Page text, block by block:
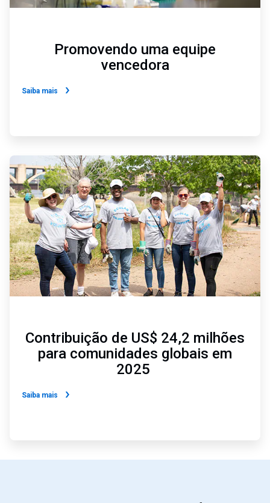
Promovendo uma equipe
vencedora
Saiba mais
ArticleTile
6
de
6
Contribuição de US$ 24,2 milhões
para comunidades globais em
2025
Saiba mais